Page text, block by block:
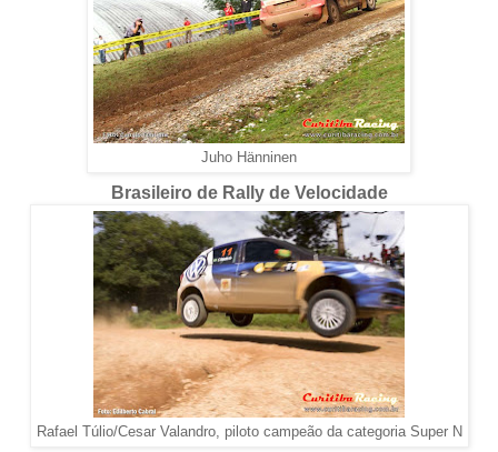
Juho Hänninen
Brasileiro de Rally de Velocidade
Rafael Túlio/Cesar Valandro, piloto campeão da categoria Super N